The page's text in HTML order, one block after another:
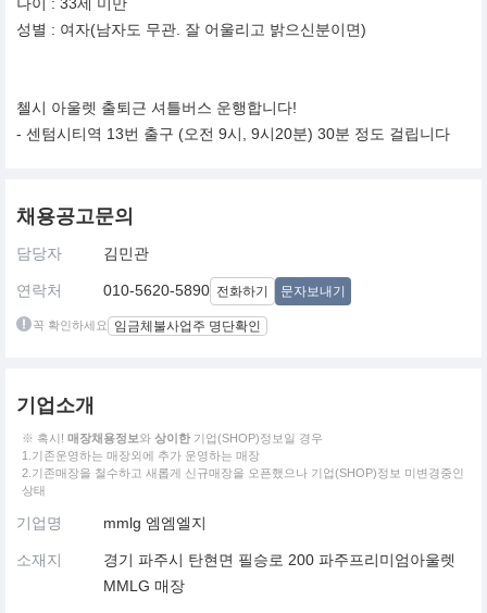
성별 : 여자(남자도 무관. 잘 어울리고 밝으신분이면)
첼시 아울렛 출퇴근 셔틀버스 운행합니다!
- 센텀시티역 13번 출구 (오전 9시, 9시20분) 30분 정도 걸립니다
채용공고문의
담당자 김민관
연락처 010-5620-5890 전화하기 문자보내기
꼭 확인하세요 임금체불사업주 명단확인
기업소개
※ 혹시! 매장채용정보와 상이한 기업(SHOP)정보일 경우
1.기존운영하는 매장외에 추가 운영하는 매장
2.기존매장을 철수하고 새롭게 신규매장을 오픈했으나 기업(SHOP)정보 미변경중인
상태
기업명 mmlg 엠엠엘지
소재지
경기 파주시 탄현면 필승로 200 파주프리미엄아울렛
MMLG 매장